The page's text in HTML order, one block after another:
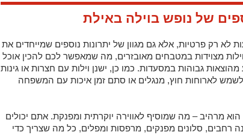
של נופש בוילה באילת
לא רק פרטיות, אלא גם מגוון של יתרונות נוספים שמייחדים את
מצוידות במטבחים מאובזרים, מה שמאפשר לכם להכין אוכל
גבוהות במסעדות. כמו כן, ישנן וילות עם חצרות או גינות
לשמש לארוחות חוץ, מנגלים או סתם זמן איכות עם המשפחה
הוא מרהיב – מה שמוסיף לאווירה יוקרתית ומפנקת. אתם יכולים
רחבים, סלונים מפנקים, מרפסות ומפלים, כל מה שצריך כדי